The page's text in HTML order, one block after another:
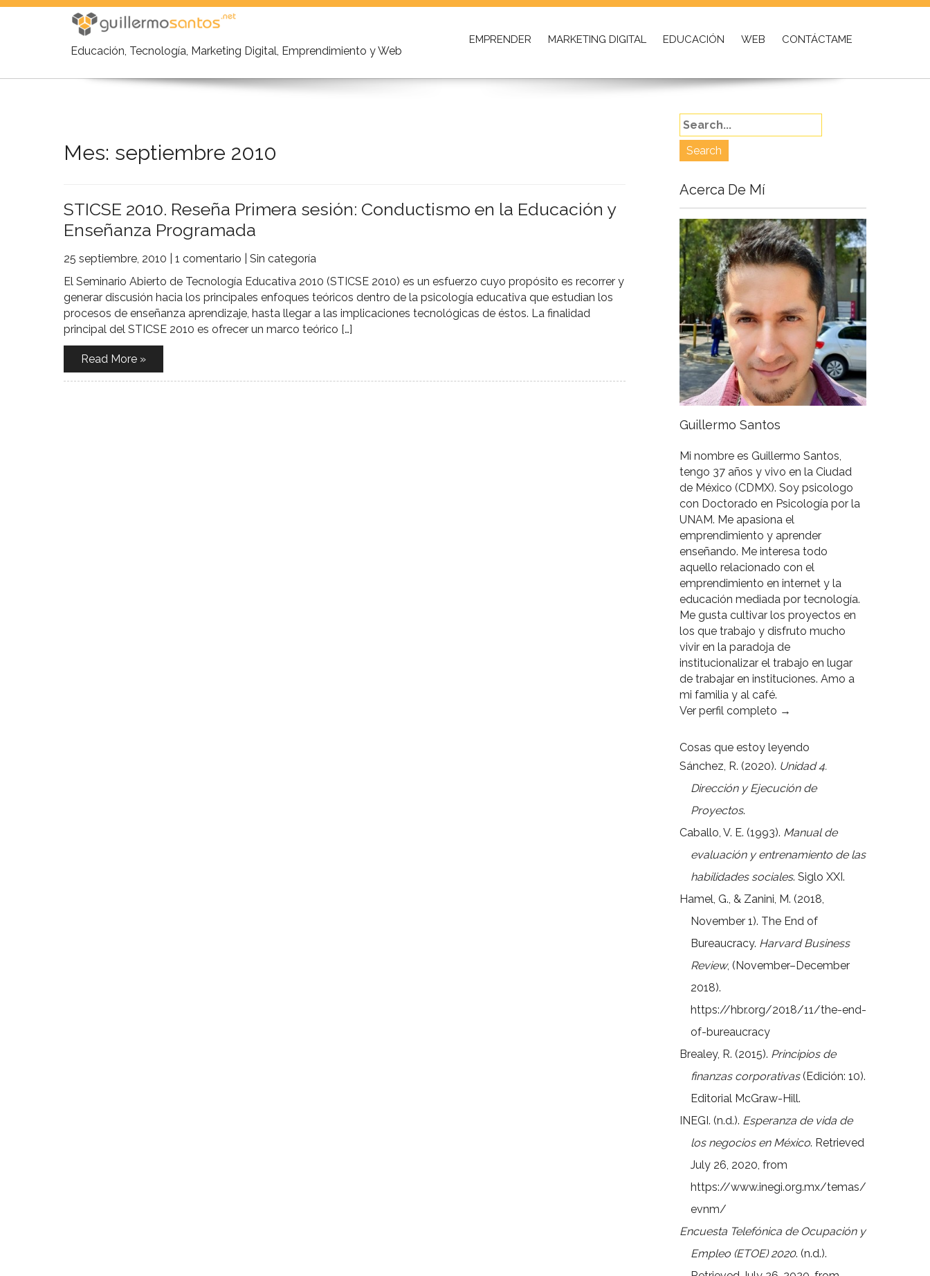
Skip
Educación, Tecnología, Marketing Digital, Emprendimiento y Web
EMPRENDER MARKETING DIGITAL EDUCACIÓN WEB CONTÁCTAME
Mes: septiembre 2010
STICSE 2010. Reseña Primera sesión: Conductismo en la Educación y
Enseñanza Programada
25 septiembre, 2010 1 comentario
Sin categoría
El Seminario Abierto de Tecnología Educativa 2010 (STICSE 2010) es un esfuerzo cuyo propósito es recorrer y
generar discusión hacia los principales enfoques teóricos dentro de la psicología educativa que estudian los
procesos de enseñanza aprendizaje, hasta llegar a las implicaciones tecnológicas de éstos. La finalidad
principal del STICSE 2010 es ofrecer un marco teórico […]
Read More »
Acerca De Mí
Guillermo Santos
Mi nombre es Guillermo Santos,
tengo 37 años y vivo en la Ciudad
de México (CDMX). Soy psicologo
con Doctorado en Psicología por la
UNAM. Me apasiona el
emprendimiento y aprender
enseñando. Me interesa todo
aquello relacionado con el
emprendimiento en internet y la
educación mediada por tecnología.
Me gusta cultivar los proyectos en
los que trabajo y disfruto mucho
vivir en la paradoja de
institucionalizar el trabajo en lugar
de trabajar en instituciones. Amo a
mi familia y al café.
Ver perfil completo →
Cosas que estoy leyendo
Sánchez, R. (2020). Unidad 4.
Dirección y Ejecución de
Proyectos.
Caballo, V. E. (1993). Manual de
evaluación y entrenamiento de las
habilidades sociales. Siglo XXI.
Hamel, G., & Zanini, M. (2018,
November 1). The End of
Bureaucracy. Harvard Business
Review, (November–December
2018).
https://hbr.org/2018/11/the-end-
of-bureaucracy
Brealey, R. (2015). Principios de
finanzas corporativas(Edición: 10).
Editorial McGraw-Hill.
INEGI. (n.d.). Esperanza de vida de
los negocios en México. Retrieved
July 26, 2020, from
https://www.inegi.org.mx/temas/
evnm/
Encuesta Telefónica de Ocupación y
Empleo (ETOE) 2020. (n.d.).